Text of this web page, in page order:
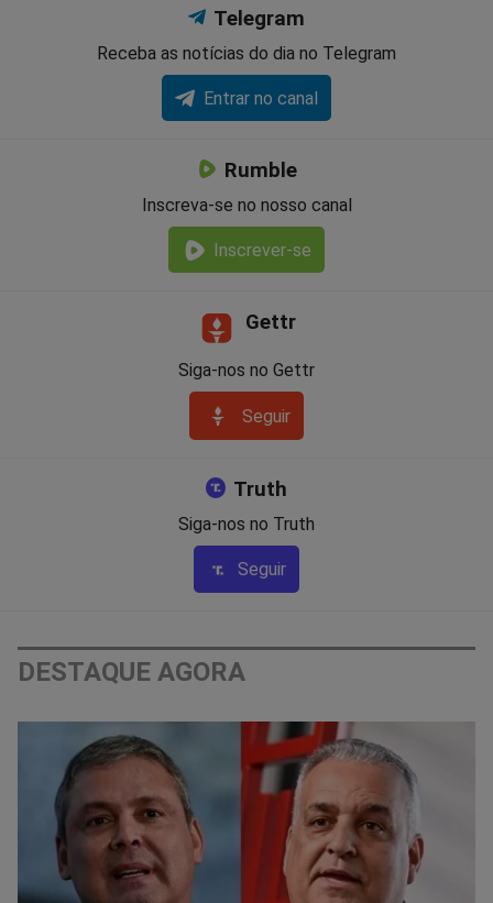
Telegram
Receba as notícias do dia no Telegram
Entrar no canal
Rumble
Inscreva-se no nosso canal
Inscrever-se
Gettr
Siga-nos no Gettr
Seguir
Truth
Siga-nos no Truth
Seguir
DESTAQUE AGORA